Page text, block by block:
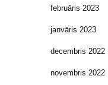
februāris 2023
janvāris 2023
decembris 2022
novembris 2022